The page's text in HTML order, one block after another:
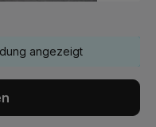
angezeigt